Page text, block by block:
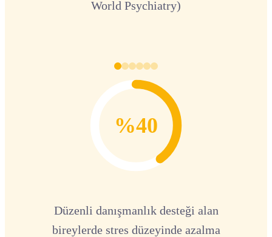
World Psychiatry)
%40
Düzenli danışmanlık desteği alan
bireylerde stres düzeyinde azalma